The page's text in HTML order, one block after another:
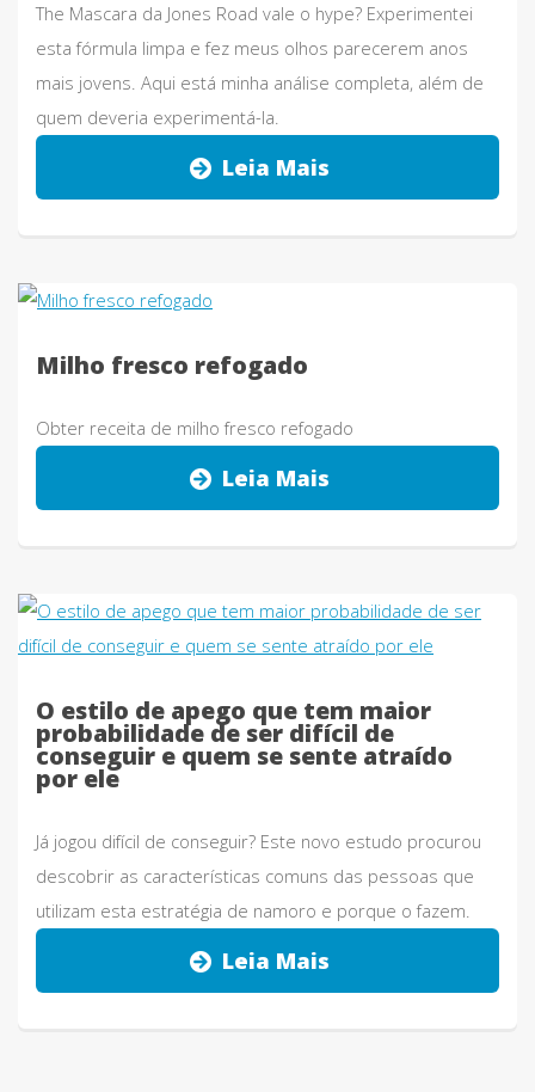
The Mascara da Jones Road vale o hype? Experimentei
esta fórmula limpa e fez meus olhos parecerem anos
mais jovens. Aqui está minha análise completa, além de
quem deveria experimentá-la.
Leia Mais
Milho fresco refogado
Obter receita de milho fresco refogado
Leia Mais
O estilo de apego que tem maior
probabilidade de ser difícil de
conseguir e quem se sente atraído
por ele
Já jogou difícil de conseguir? Este novo estudo procurou
descobrir as características comuns das pessoas que
utilizam esta estratégia de namoro e porque o fazem.
Leia Mais